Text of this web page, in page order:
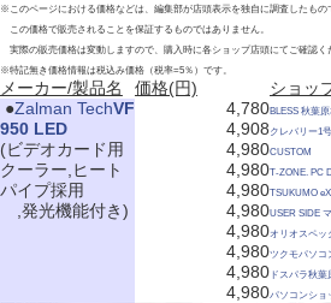
※このページにおける価格などは、編集部が店頭表示を独自に調査したもの
この価格で販売されることを保証するものではありません。
実際の販売価格は変動しますので、購入時に各ショップ店頭にてご確認く
※特記無き価格情報は税込み価格（税率=5％）です。
メーカー/製品名 価格(円) ショッ
●Zalman TechVF
950 LED
(ビデオカード用
クーラー,ヒート
パイプ採用
,発光機能付き)
4,780BLESS 秋葉
4,908 クレバリー1
4,980CUSTOM
4,980T-ZONE. PC
4,980TSUKUMO
4,980USER SIDE
4,980オリオスペッ
4,980ツクモパソコ
4,980 ドスパラ秋葉
4,980パソコンショ